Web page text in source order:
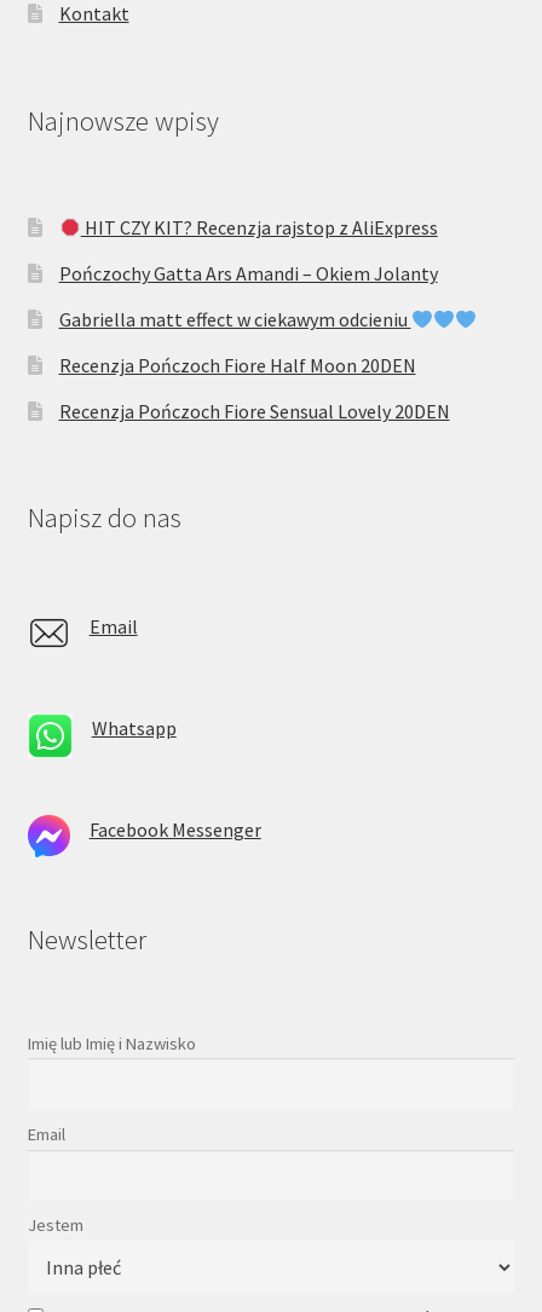
Kontakt
Najnowsze wpisy
HIT CZY KIT? Recenzja rajstop z AliExpress
Pończochy Gatta Ars Amandi – Okiem Jolanty
Gabriella matt effect w ciekawym odcieniu
Recenzja Pończoch Fiore Half Moon 20DEN
Recenzja Pończoch Fiore Sensual Lovely 20DEN
Napisz do nas
Email
Whatsapp
Facebook Messenger
Newsletter
Imię lub Imię i Nazwisko
Email
Jestem